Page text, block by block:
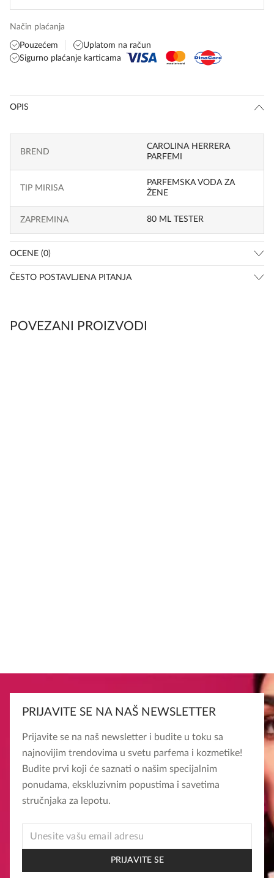
Način plaćanja
Pouzećem
Uplatom na račun
Sigurno plaćanje karticama
OPIS
BREND
CAROLINA HERRERA
PARFEMI
TIP MIRISA
PARFEMSKA VODA ZA
ŽENE
ZAPREMINA 80 ML TESTER
OCENE (0)
ČESTO POSTAVLJENA PITANJA
POVEZANI PROIZVODI
PRIJAVITE SE NA NAŠ NEWSLETTER
Prijavite se na naš newsletter i budite u toku sa
najnovijim trendovima u svetu parfema i kozmetike!
Budite prvi koji će saznati o našim specijalnim
ponudama, ekskluzivnim popustima i savetima
stručnjaka za lepotu.
EMAIL
PRIJAVITE SE